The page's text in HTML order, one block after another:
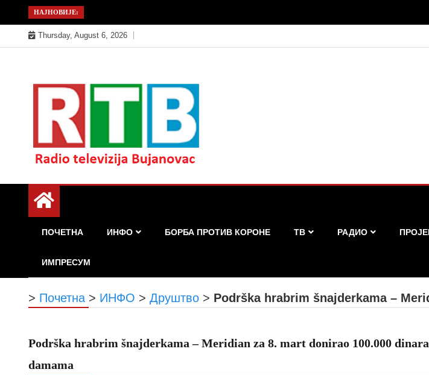
to
content
НАЈНОВИЈЕ:
Thursday, August 6, 2026
РТБ Бујановац
ПОЧЕТНА ИНФО БОРБА ПРОТИВ КОРОНЕ ТВ РАДИО
ИМПРЕСУМ
> Почетна > ИНФО > Друштво > Podrška hrabrim šnajderkama –
Podrška hrabrim šnajderkama – Meridian za 8. mart donirao 100.000
damama